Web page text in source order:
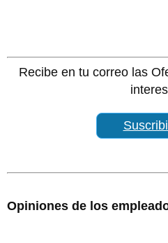
Recibe en tu correo las
Opiniones de los